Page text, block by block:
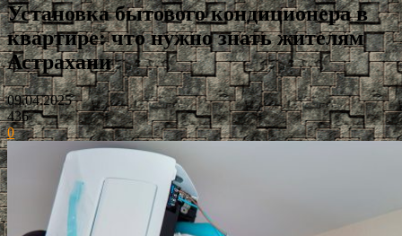
Установка бытового кондиционера в
квартире: что нужно знать жителям
Астрахани
09.04.2025
436
0